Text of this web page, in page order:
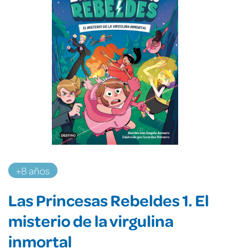
+8 años
Las Princesas Rebeldes 1. El
misterio de la virgulina
inmortal